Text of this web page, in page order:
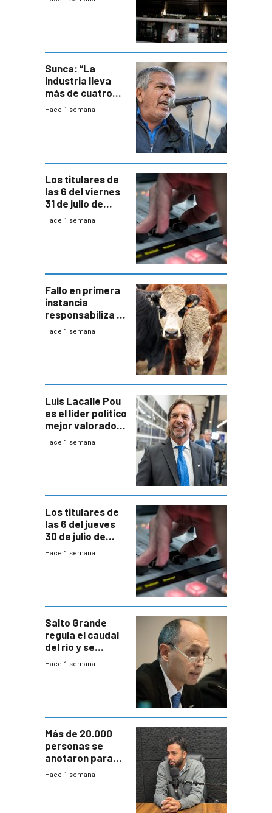
Sunca: “La
industria lleva
más de cuatro
meses sin
Hace 1 semana
Los titulares de
las 6 del viernes
31 de julio de
2026
Hace 1 semana
Fallo en primera
instancia
responsabiliza al
Estado por falta
Hace 1 semana
Luis Lacalle Pou
es el líder político
mejor valorado
del país, según
Hace 1 semana
Los titulares de
las 6 del jueves
30 de julio de
2026
Hace 1 semana
Salto Grande
regula el caudal
del río y se
prepara para un
Hace 1 semana
Más de 20.000
personas se
anotaron para
las pruebas
Hace 1 semana